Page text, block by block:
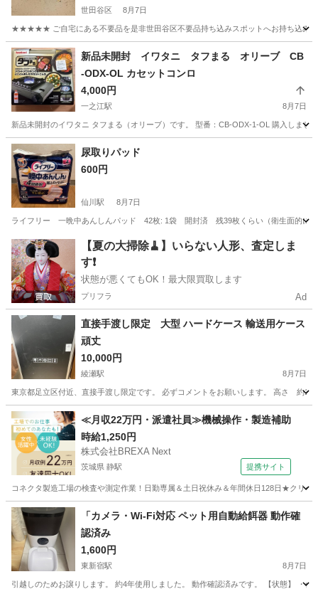
世田谷区 8月7日
★★★★★ ご自宅にある不要品を是非世田谷区不要品持ち込みスポットへお持ち込みし
東京 世田谷区 その他 番傘
新品未開封 イワタニ タフまる オリーブ CB
-ODX-OL カセットコンロ
4,000円
一之江駅 8月7日
新品未開封のイワタニ タフまる（オリーブ）です。 型番：CB-ODX-1-OL 購入しま
東京 江戸川区 一之江駅
尿取りパッド
600円
仙川駅 8月7日
ライフリー 一晩中あんしんパッド 42枚: 1袋 開封済 残39枚くらい（衛生面的に数
東京 三鷹市 仙川駅 その他
【夏の大掃除🧹】いらない人形、査定しま
す❗️
状態が悪くてもOK！最大限買取します
プリフラ Ad
直接手渡し限定 大型 ハードケース 輸送用ケース
頑丈
10,000円
綾瀬駅 8月7日
東京都足立区付近、直接手渡し限定です。 必ずコメントをお願いします。 高さ 約
東京 足立区 綾瀬駅 その他
≪月収22万円・派遣社員≫機械操作・製造補助
時給1,250円
株式会社BREXA Next
茨城県 静駅 提携サイト
コネクタ製造工場の検査や測定作業！日勤専属＆土日祝休み＆年間休日128日★クリ
茨城 常陸大宮市 静駅 その他
「カメラ・Wi-Fi対応 ペット用自動給餌器 動作確
認済み
1,600円
東新宿駅 8月7日
引越しのためお譲りします。 約4年使用しました。 動作確認済みです。 【状態】 ・